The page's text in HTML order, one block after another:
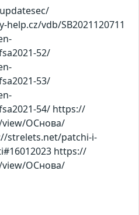
vdb/SB2021120711
52/
53/
54/ https://
view/ОСнова/
strelets.net/patchi-i-
https://
view/ОСнова/